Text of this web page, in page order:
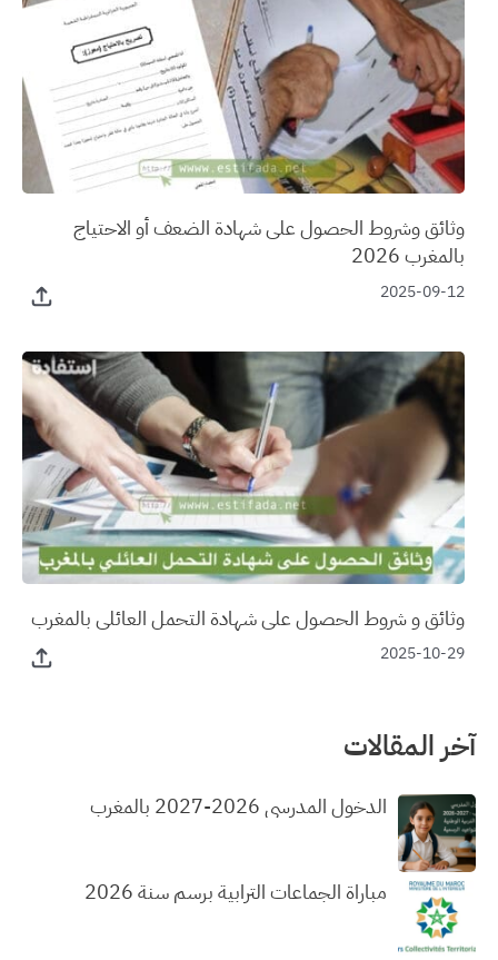
وثائق وشروط الحصول على شهادة الضعف أو الاحتياج
بالمغرب 2026
2025-09-12
وثائق و شروط الحصول على شهادة التحمل العائلي بالمغرب
2025-10-29
آخر المقالات
الدخول المدرسي 2026-2027 بالمغرب
مباراة الجماعات الترابية برسم سنة 2026